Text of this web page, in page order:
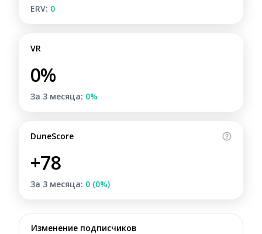
ERV: 0
VR
0%
За 3 месяца: 0%
DuneScore
+78
За 3 месяца: 0 (0%)
Изменение подписчиков